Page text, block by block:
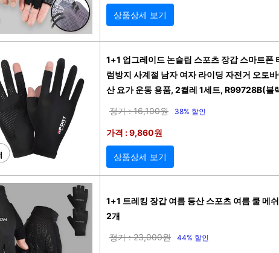
상품상세 보기
1+1 업그레이드 논슬립 스포츠 장갑 스마트폰
럼방지 사계절 남자 여자 라이딩 자전거 오토
산 요가 운동 용품, 2켤레 1세트, R99728B(블
정가 : 16,100원 38% 할인
가격 : 9,860원
상품상세 보기
1+1 트레킹 장갑 여름 등산 스포츠 여름 쿨 메
2개
정가 : 23,000원 44% 할인